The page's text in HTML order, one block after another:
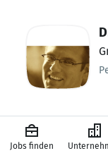
Jobs finden